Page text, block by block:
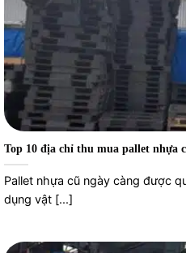
Top 10 địa chỉ thu mua pallet nhựa
Pallet nhựa cũ ngày càng được
dụng vật [...]